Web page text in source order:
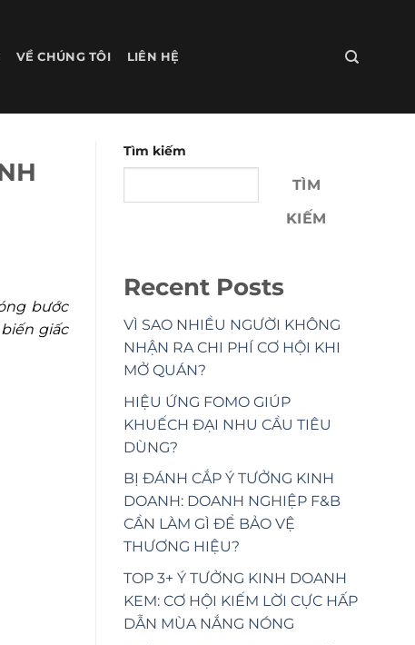
VỀ CHÚNG TÔI LIÊN HỆ
bước
giấc
Tìm kiếm
TÌM
KIẾM
Recent Posts
VÌ SAO NHIỀU NGƯỜI KHÔNG
NHẬN RA CHI PHÍ CƠ HỘI KHI
MỞ QUÁN?
HIỆU ỨNG FOMO GIÚP
KHUẾCH ĐẠI NHU CẦU TIÊU
DÙNG?
BỊ ĐÁNH CẮP Ý TƯỞNG KINH
DOANH: DOANH NGHIỆP F&B
CẦN LÀM GÌ ĐỂ BẢO VỆ
THƯƠNG HIỆU?
TOP 3+ Ý TƯỞNG KINH DOANH
KEM: CƠ HỘI KIẾM LỜI CỰC HẤP
DẪN MÙA NẮNG NÓNG